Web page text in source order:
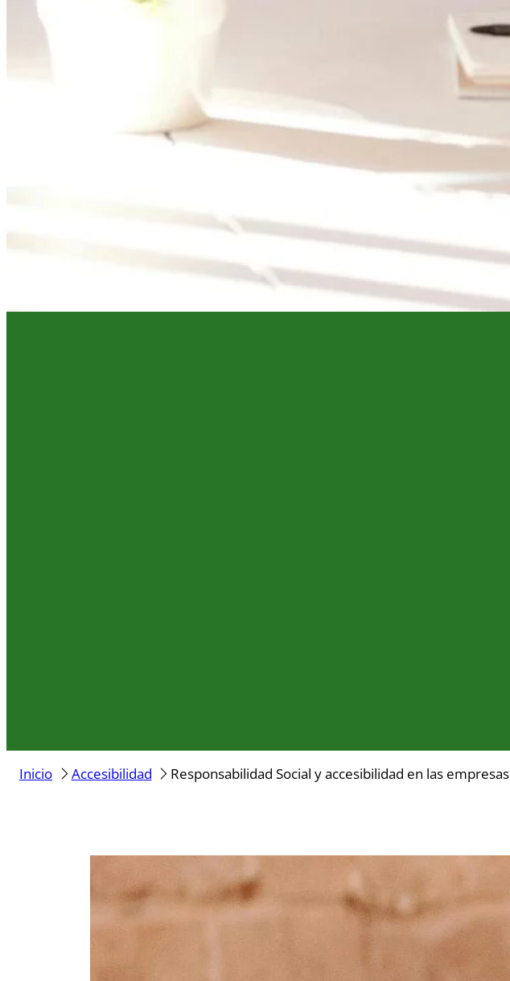
Inicio Accesibilidad Responsabilidad Social y accesibilidad en las empresas